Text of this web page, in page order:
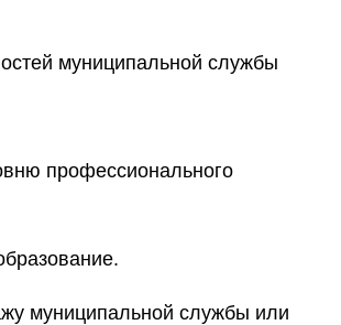
муниципальной службы
профессионального
муниципальной службы или